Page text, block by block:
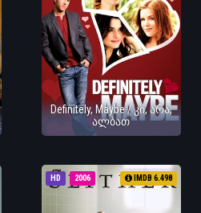
Definitely, Maybe / კი, არა,
ალბათ
HD 2006 IMDB 6.498